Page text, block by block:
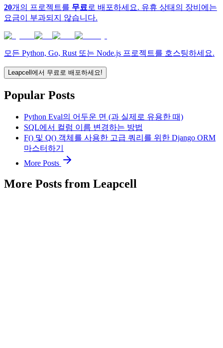
20개의 프로젝트를 무료 로 배포하세요. 유휴 상태의 장비에는
요금이 부과되지 않습니다.
모든 Python, Go, Rust 또는 Node.js 프로젝트를 호스팅하세요.
Leapcell에서 무료로 배포하세요!
Popular Posts
Python Eval의 어두운 면 (과 실제로 유용한 때)
SQL에서 컬럼 이름 변경하는 방법
F() 및 Q() 객체를 사용한 고급 쿼리를 위한 Django ORM
마스터하기
More Posts
More Posts from Leapcell